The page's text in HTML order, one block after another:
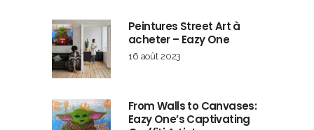
Peintures Street Art à
acheter – Eazy One
16 août 2023
From Walls to Canvases:
Eazy One’s Captivating